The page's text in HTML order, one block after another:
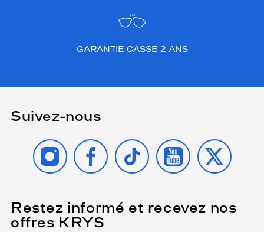
GARANTIE CASSE 2 ANS
Suivez-nous
INSTAGRAMFACEBOOK
TIKTOK YOUTUBE
X
Restez informé et recevez nos
offres KRYS
Name
(Ce
champ
est